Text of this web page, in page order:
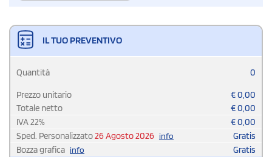
IL TUO PREVENTIVO
Quantità 0
Prezzo unitario €0,00
Totale netto
€0,00
IVA22% €0,00
Sped. Personalizzato26 Agosto 2026 info
Gratis
Bozza grafica info Gratis